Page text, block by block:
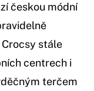
českou módní
stále
centrech i
terčem